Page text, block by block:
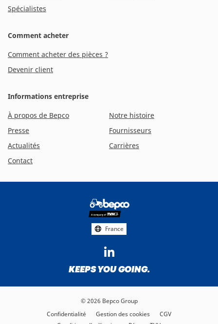
Spécialistes
Comment acheter
Comment acheter des pièces ?
Devenir client
Informations entreprise
À propos de Bepco
Notre histoire
Presse
Fournisseurs
Actualités
Carrières
Contact
France
KEEPS YOU GOING.
© 2026 Bepco Group
Confidentialité
Gestion des cookies
CGV